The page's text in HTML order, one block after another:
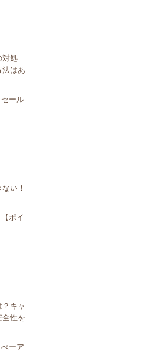
対処
法はあ
セール
い！
【ポイ
キャ
全性を
ぺーア